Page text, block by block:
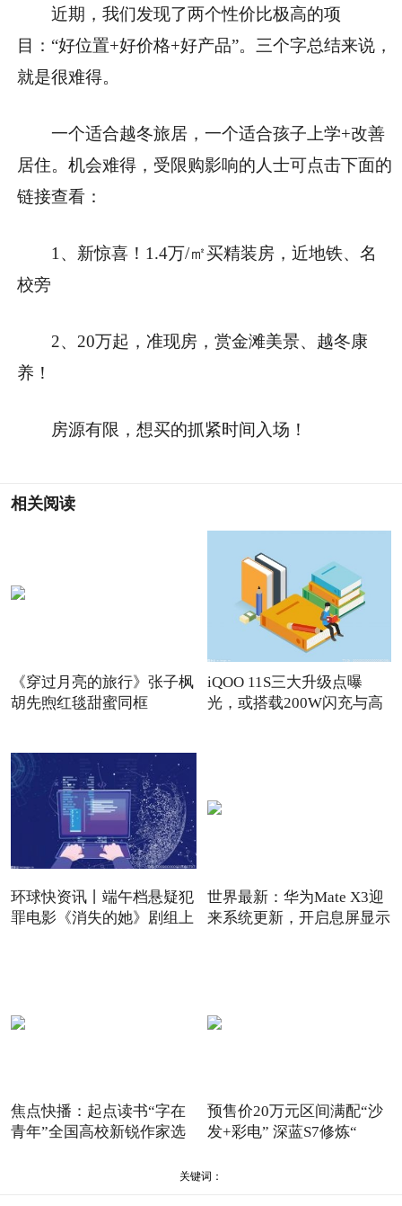
近期，我们发现了两个性价比极高的项
目： “好位置+好价格+好产品”。 三个字总结来说，
就是很难得。
一个适合越冬旅居，一个适合孩子上学+改善
居住。 机会难得，受限购影响的人士可点击下面的
链接查看：
1、新惊喜！1.4万/㎡买精装房，近地铁、名
校旁
2、20万起，准现房，赏金滩美景、越冬康
养！
房源有限，想买的抓紧时间入场！
相关阅读
《穿过月亮的旅行》张子枫
胡先煦红毯甜蜜同框
iQOO 11S三大升级点曝
光，或搭载200W闪充与高
环球快资讯丨端午档悬疑犯
罪电影《消失的她》剧组上
世界最新：华为Mate X3迎
来系统更新，开启息屏显示
焦点快播：起点读书“字在
青年”全国高校新锐作家选
预售价20万元区间满配“沙
发+彩电” 深蓝S7修炼“
关键词：